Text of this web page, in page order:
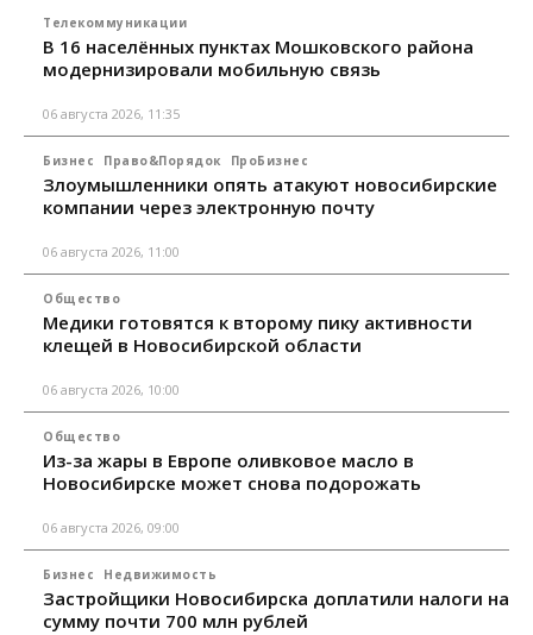
Телекоммуникации
В 16 населённых пунктах Мошковского района
модернизировали мобильную связь
06 августа 2026, 11:35
Бизнес Право&Порядок ПроБизнес
Злоумышленники опять атакуют новосибирские
компании через электронную почту
06 августа 2026, 11:00
Общество
Медики готовятся к второму пику активности
клещей в Новосибирской области
06 августа 2026, 10:00
Общество
Из-за жары в Европе оливковое масло в
Новосибирске может снова подорожать
06 августа 2026, 09:00
Бизнес Недвижимость
Застройщики Новосибирска доплатили налоги на
сумму почти 700 млн рублей